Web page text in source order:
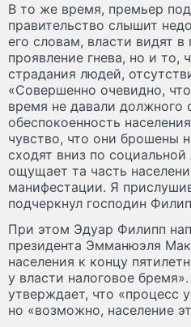
В то же время, премьер
правительство слышит
его словам, власти видят в
проявление гнева, но и то,
страдания людей,
«Совершенно очевидно,
время не давали должного
обеспокоенность
чувство, что они брошены
сходят вниз по
ощущает та часть
манифестации. Я
подчеркнул господин
При этом Эдуар Филипп
президента Эмманюэля
населения к концу
у власти налоговое
утверждает, что «процесс
но «возможно, население